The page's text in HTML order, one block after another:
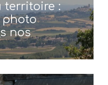
territoire :
photo
nos